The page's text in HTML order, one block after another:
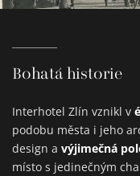
Bohatá historie
Interhotel Zlín vznikl v
podobu města i jeho
design a výjimečná
místo s jedinečným